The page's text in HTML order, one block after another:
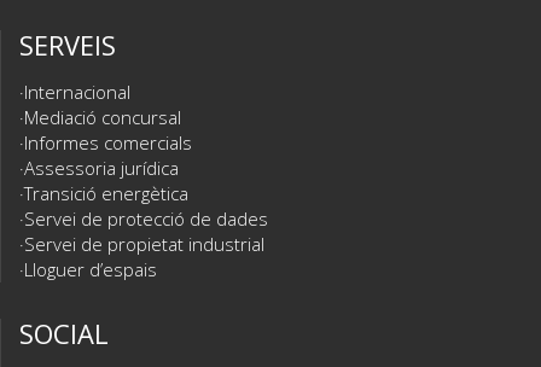
SERVEIS
Internacional
Mediació concursal
Informes comercials
Assessoria jurídica
Transició energètica
Servei de protecció de dades
Servei de propietat industrial
Lloguer d’espais
SOCIAL